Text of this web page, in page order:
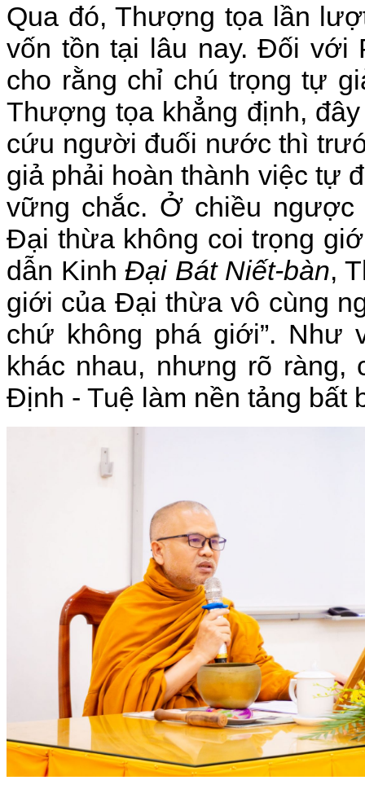
Qua đó, Thượng tọa lần
vốn tồn tại lâu nay. Đối với
cho rằng chỉ chú trọng tự
Thượng tọa khẳng định,
cứu người đuối nước thì
giả phải hoàn thành việc tự
vững chắc. Ở chiều
Đại thừa không coi trọng
dẫn KinhĐại Bát Niết-bàn,
giới của Đại thừa vô cùng
chứ không phá giới”. Như
khác nhau, nhưng rõ
Định - Tuệ làm nền tảng bất